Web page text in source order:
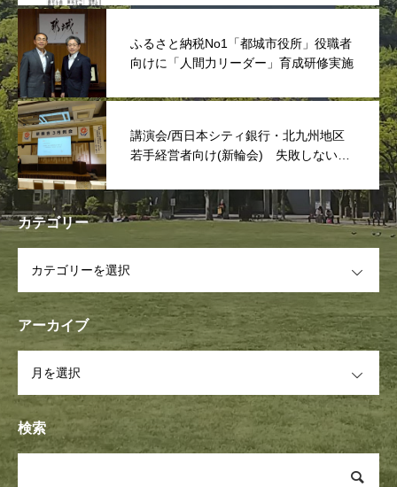
ふるさと納税No1「都城市役所」役職者
向けに「人間力リーダー」育成研修実施
講演会/西日本シティ銀行・北九州地区
若手経営者向け(新輪会) 失敗しない次
カテゴリー
アーカイブ
検索